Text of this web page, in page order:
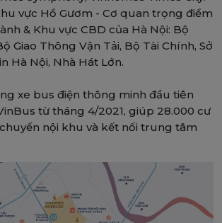
vực Hồ Gươm - Cơ quan trọng điểm
& Khu vực CBD của Hà Nội: Bộ
Giao Thông Vận Tải, Bộ Tài Chính, Sở
Hà Nội, Nhà Hát Lớn.
xe bus điện thông minh đầu tiên
từ tháng 4/2021, giúp 28.000 cư
nội khu và kết nối trung tâm